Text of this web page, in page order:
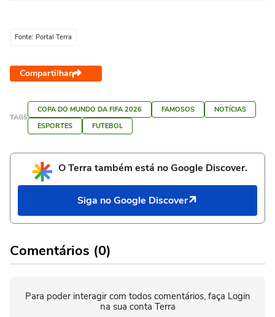
Fonte: Portal Terra
Compartilhar
TAGS
COPA DO MUNDO DA FIFA 2026 FAMOSOS
NOTÍCIAS
ESPORTES
FUTEBOL
O Terra também está no Google Discover.
Siga no Google Discover
Comentários (0)
Para poder interagir com todos comentários, faça Login
na sua conta Terra